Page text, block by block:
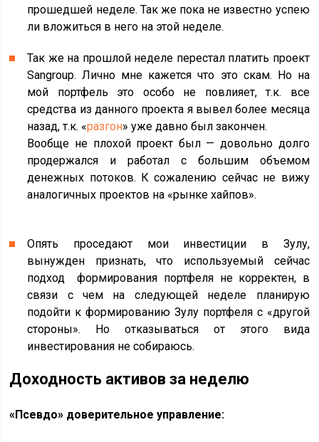
прошедшей неделе. Так же пока не известно успею
ли вложиться в него на этой неделе.
Так же на прошлой неделе перестал платить проект
Sangroup. Лично мне кажется что это скам. Но на
мой портфель это особо не повлияет, т.к. все
средства из данного проекта я вывел более месяца
назад, т.к. «разгон» уже давно был закончен.
Вообще не плохой проект был — довольно долго
продержался и работал с большим объемом
денежных потоков. К сожалению сейчас не вижу
аналогичных проектов на «рынке хайпов».
Опять проседают мои инвестиции в Зулу,
вынужден признать, что используемый сейчас
подход формирования портфеля не корректен, в
связи с чем на следующей неделе планирую
подойти к формированию Зулу портфеля с «другой
стороны». Но отказываться от этого вида
инвестирования не собираюсь.
Доходность активов за неделю
«Псевдо» доверительное управление: